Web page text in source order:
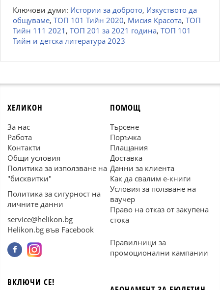
Ключови думи: Истории за доброто, Изкуството да
общуваме, ТОП 101 Тийн 2020, Мисия Красота, ТОП
Тийн 111 2021 , ТОП 201 за 2021 година, ТОП 101
Тийн и детска литература 2023
ХЕЛИКОН
За нас
Работа
Контакти
Общи условия
Политика за използване на
"бисквитки"
Политика за сигурност на
личните данни
service@helikon.bg
Helikon.bg във Facebook
ПОМОЩ
Търсене
Поръчка
Плащания
Доставка
Данни за клиента
Как да свалим е-книги
Условия за ползване на
ваучер
Право на отказ от закупена
стока
Правилници за
промоционални кампании
ВКЛЮЧИ СЕ!